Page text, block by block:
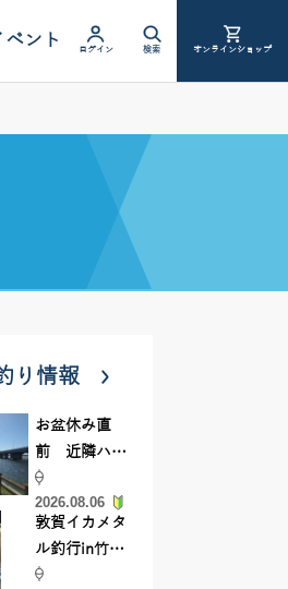
ント ログイン 検索 オンラインショップ
り情報
お盆休み直
前 近隣ハゼ
釣り場調査し
てきました
2026.08.06
敦賀イカメタ
ル釣行in竹宝
丸様 釣り方で